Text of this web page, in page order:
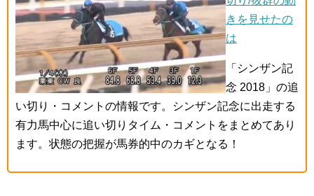
きを見せたの
は
「シンザン記
念 2018」の追
い切り・コメントの情報です。シンザン記念に出走する
有力馬中心に追い切りタイム・コメントをまとめてあり
ます。状態の把握が馬券的中のカギとなる！